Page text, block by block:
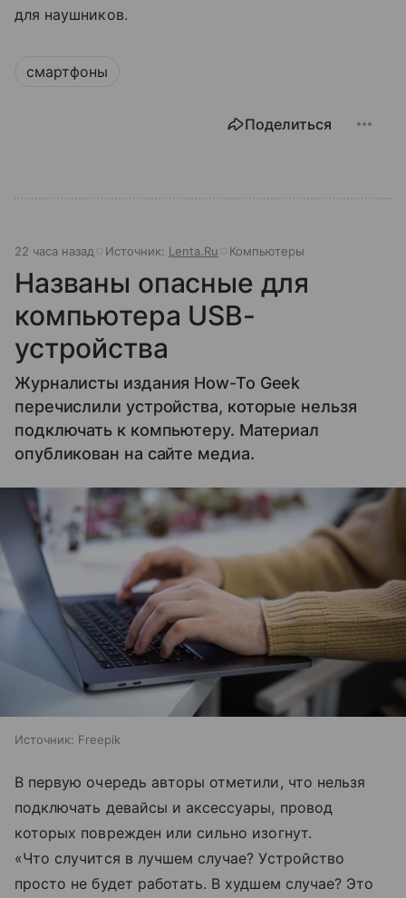
для наушников.
смартфоны
Поделиться
22 часа назад Источник: Lenta.Ru Компьютеры
Названы опасные для
компьютера USB-
устройства
Журналисты издания How-To Geek
перечислили устройства, которые нельзя
подключать к компьютеру. Материал
опубликован на сайте медиа.
Источник: Freepik
В первую очередь авторы отметили, что нельзя
подключать девайсы и аксессуары, провод
которых поврежден или сильно изогнут.
«Что случится в лучшем случае? Устройство
просто не будет работать. В худшем случае? Это